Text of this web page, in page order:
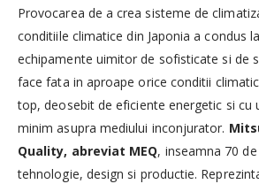
Provocarea de a crea sisteme de
conditiile climatice din Japonia a condus
echipamente uimitor de sofisticate si de
face fata in aproape orice conditii
top, deosebit de eficiente energetic si cu
minim asupra mediului inconjurator.
Quality, abreviat MEQ, inseamna 70
tehnologie, design si productie.